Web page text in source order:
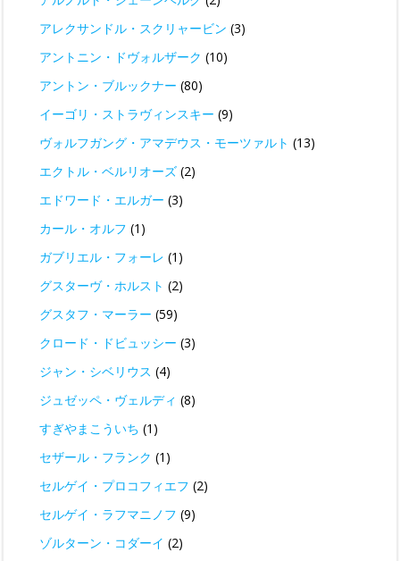
アレクサンドル・スクリャービン (3)
アントニン・ドヴォルザーク (10)
アントン・ブルックナー (80)
イーゴリ・ストラヴィンスキー (9)
ヴォルフガング・アマデウス・モーツァルト (13)
エクトル・ベルリオーズ (2)
エドワード・エルガー (3)
カール・オルフ (1)
ガブリエル・フォーレ (1)
グスターヴ・ホルスト (2)
グスタフ・マーラー (59)
クロード・ドビュッシー (3)
ジャン・シベリウス (4)
ジュゼッペ・ヴェルディ (8)
すぎやまこういち (1)
セザール・フランク (1)
セルゲイ・プロコフィエフ (2)
セルゲイ・ラフマニノフ (9)
ゾルターン・コダーイ (2)